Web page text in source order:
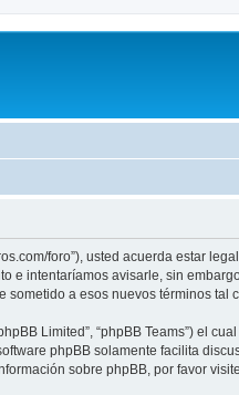
foro”), usted acuerda estar
e intentaríamos avisarle, sin
a esos nuevos términos tal
Limited”, “phpBB Teams”) el
software phpBB solamente facilita
sobre phpBB, por favor